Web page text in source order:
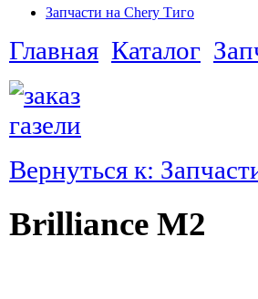
Запчасти на Chery Тиго
Главная Каталог
Вернуться к:
Brilliance M2